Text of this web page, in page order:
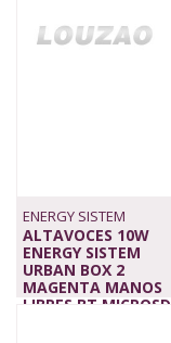
ENERGY SISTEM
ALTAVOCES 10W
ENERGY SISTEM
URBAN BOX 2
MAGENTA MANOS
LIBRES BT MICROSD